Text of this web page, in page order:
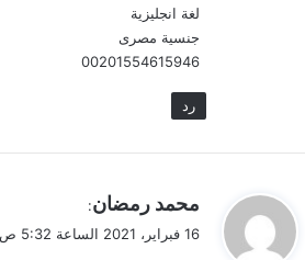
لغة انجليزية
جنسية مصرى
00201554615946
رد
ق
محمد رمضان:
16 فبراير، 2021 الساعة 5:32 ص